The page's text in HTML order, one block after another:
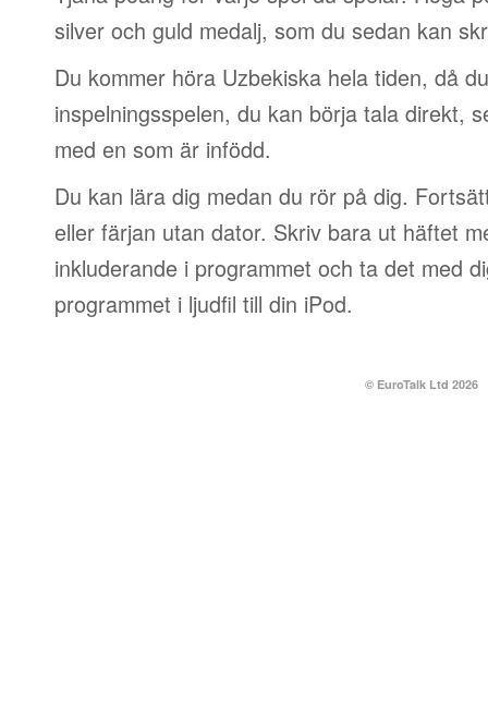
silver och guld medalj, som du sedan kan
Du kommer höra Uzbekiska hela tiden, då
inspelningsspelen, du kan börja tala direkt,
med en som är infödd.
Du kan lära dig medan du rör på dig.
eller färjan utan dator. Skriv bara ut häftet
inkluderande i programmet och ta det med
programmet i ljudfil till din iPod.
© EuroTalk Ltd 2026